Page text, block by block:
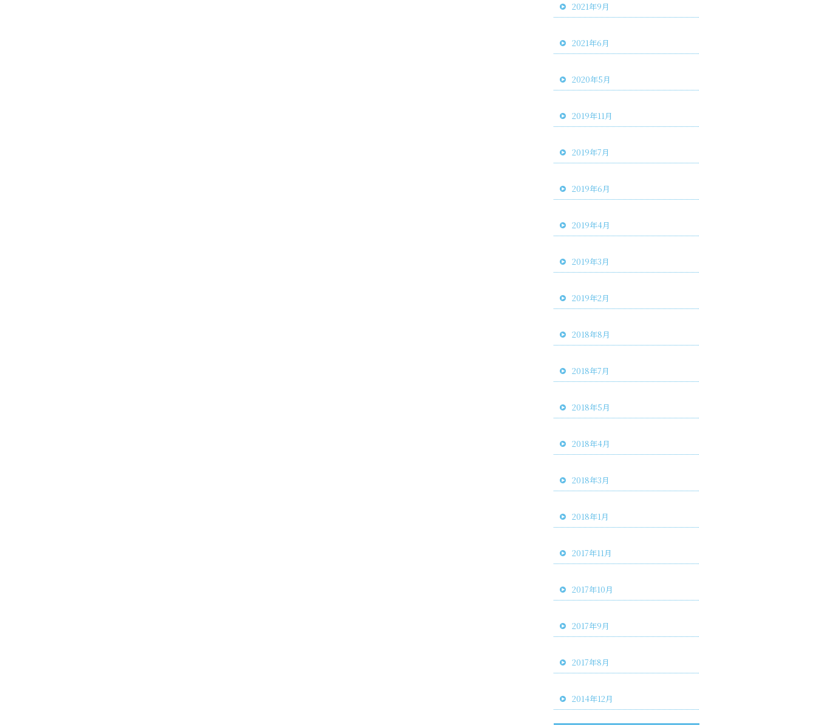
2021年9月
2021年6月
2020年5月
2019年11月
2019年7月
2019年6月
2019年4月
2019年3月
2019年2月
2018年8月
2018年7月
2018年5月
2018年4月
2018年3月
2018年1月
2017年11月
2017年10月
2017年9月
2017年8月
2014年12月